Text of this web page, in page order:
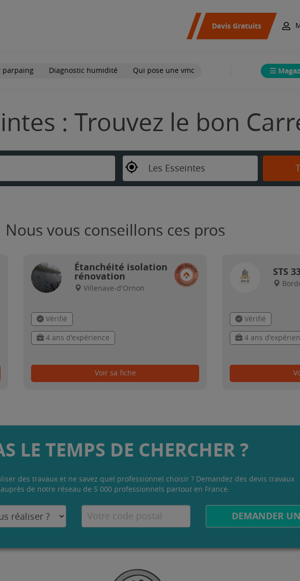
Devis Gratuits
parpaing Diagnostic humidité Qui pose une vmc
: Trouvez le bon
Les Esseintes
Nous vous conseillons ces pros
Étanchéité isolation
rénovation
Villenave-d'Ornon
Vérifié
4 ans d'expérience
Voir sa fiche
STS
Vérifié
4 ans
LE TEMPS DE CHERCHER ?
des travaux et ne savez quel professionnel choisir ? Demandez des devis travaux
auprès de notre réseau de 5 000 professionnels partout en France.
DEMANDER